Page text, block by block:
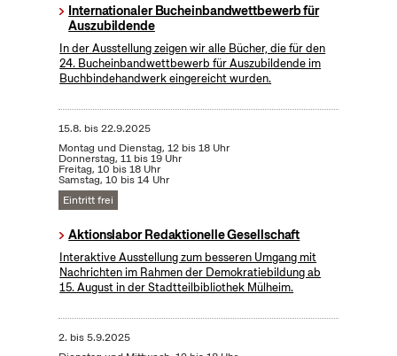
Internationaler Bucheinbandwettbewerb für
Auszubildende
In der Ausstellung zeigen wir alle Bücher, die für den
24. Bucheinbandwettbewerb für Auszubildende im
Buchbindehandwerk eingereicht wurden.
15.8. bis22.9.2025
Montag und Dienstag, 12 bis 18 Uhr
Donnerstag, 11 bis 19 Uhr
Freitag, 10 bis 18 Uhr
Samstag, 10 bis 14 Uhr
Eintritt frei
Aktionslabor Redaktionelle Gesellschaft
Interaktive Ausstellung zum besseren Umgang mit
Nachrichten im Rahmen der Demokratiebildung ab
15. August in der Stadtteilbibliothek Mülheim.
2. bis5.9.2025